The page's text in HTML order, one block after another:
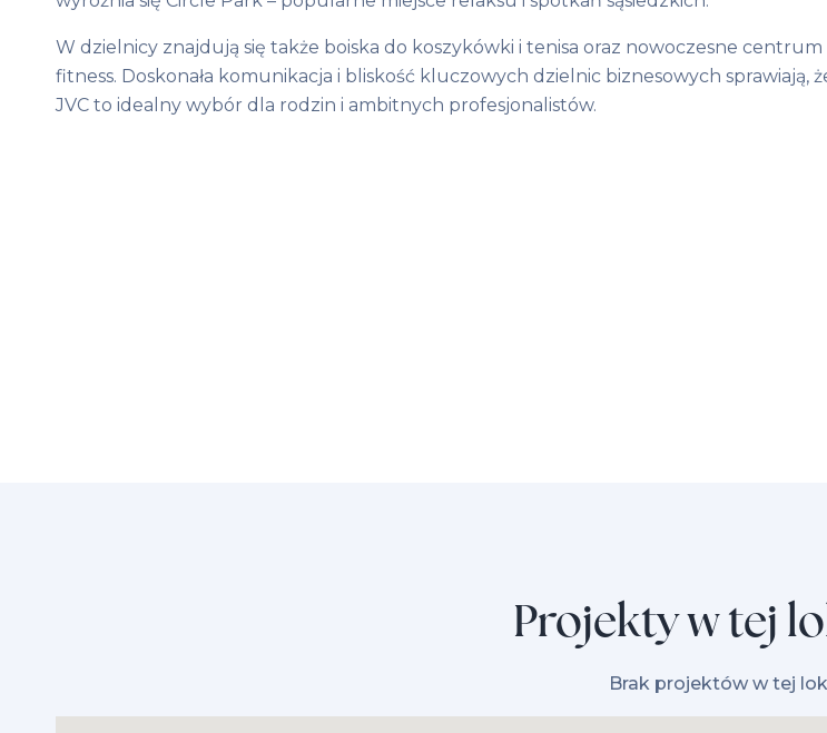
W dzielnicy znajdują się także boiska do koszykówki i tenisa oraz nowoczesne centrum
fitness. Doskonała komunikacja i bliskość kluczowych dzielnic biznesowych sprawiają,
JVC to idealny wybór dla rodzin i ambitnych profesjonalistów.
Projekty w tej
Brak projektów w tej